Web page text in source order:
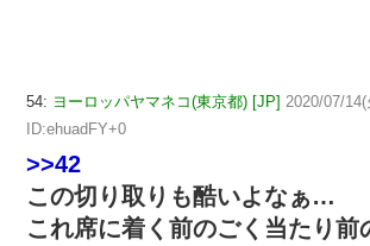
54: ヨーロッパヤマネコ(東京都) [JP] 2020/07/
ID:ehuadFY+0
>>42
この切り取りも酷いよなぁ…
これ席に着く前のごく当たり前